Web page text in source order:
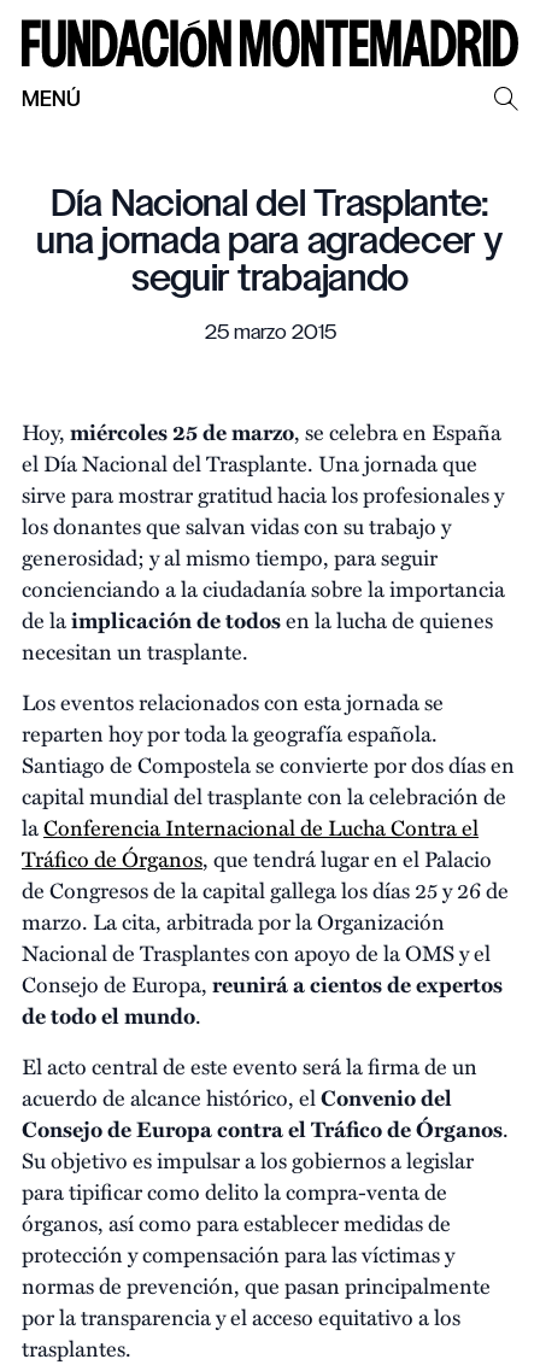
MENÚ
Día Nacional del Trasplante:
una jornada para agradecer y
seguir trabajando
25 marzo 2015
Hoy,miércoles 25 de marzo, se celebra en España
el Día Nacional del Trasplante. Una jornada que
sirve para mostrar gratitud hacia los profesionales y
los donantes que salvan vidas con su trabajo y
generosidad; y al mismo tiempo, para seguir
concienciando a la ciudadanía sobre la importancia
de laimplicación de todosen la lucha de quienes
necesitan un trasplante.
Los eventos relacionados con esta jornada se
reparten hoy por toda la geografía española.
Santiago de Compostela se convierte por dos días en
capital mundial del trasplante con la celebración de
laConferencia Internacional de Lucha Contra el
Tráfico de Órganos, que tendrá lugar en el Palacio
de Congresos de la capital gallega los días 25 y 26 de
marzo. La cita, arbitrada por la Organización
Nacional de Trasplantes con apoyo de la OMS y el
Consejo de Europa,reunirá a cientos de expertos
de todo el mundo.
El acto central de este evento será la firma de un
acuerdo de alcance histórico, elConvenio del
Consejo de Europa contra el Tráfico de Órganos.
Su objetivo es impulsar a los gobiernos a legislar
para tipificar como delito la compra-venta de
órganos, así como para establecer medidas de
protección y compensación para las víctimas y
normas de prevención, que pasan principalmente
por la transparencia y el acceso equitativo a los
trasplantes.